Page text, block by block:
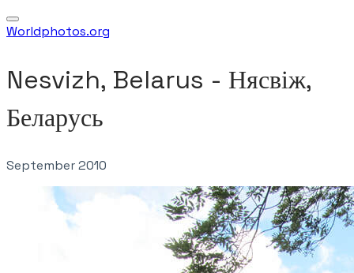
Worldphotos.org
Nesvizh, Belarus - Нясвіж,
Беларусь
September 2010